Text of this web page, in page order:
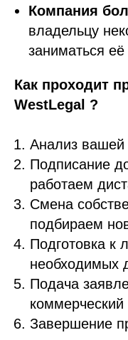
Компания
владельцу
заниматься
Как проходит
WestLegal ?
Анализ вашей
Подписание
работаем
Смена
подбираем
Подготовка к
необходимых
Подача
коммерческий
Завершение